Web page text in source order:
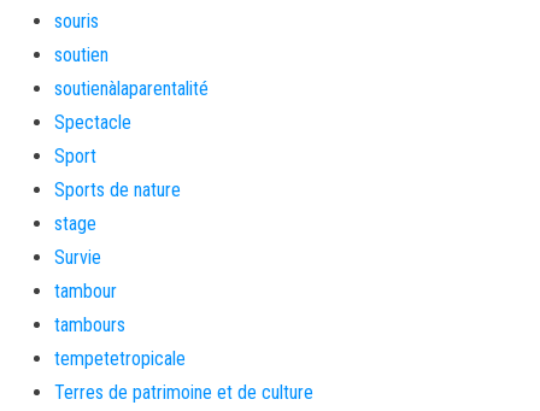
souris
soutien
soutienàlaparentalité
Spectacle
Sport
Sports de nature
stage
Survie
tambour
tambours
tempetetropicale
Terres de patrimoine et de culture